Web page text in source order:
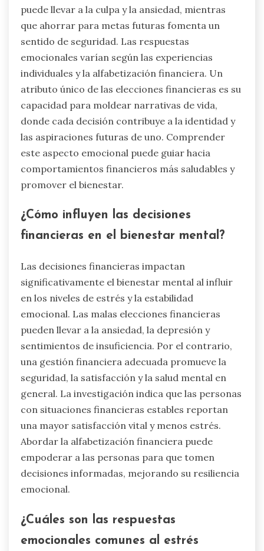
puede llevar a la culpa y la ansiedad, mientras
que ahorrar para metas futuras fomenta un
sentido de seguridad. Las respuestas
emocionales varían según las experiencias
individuales y la alfabetización financiera. Un
atributo único de las elecciones financieras es su
capacidad para moldear narrativas de vida,
donde cada decisión contribuye a la identidad y
las aspiraciones futuras de uno. Comprender
este aspecto emocional puede guiar hacia
comportamientos financieros más saludables y
promover el bienestar.
¿Cómo influyen las decisiones
financieras en el bienestar mental?
Las decisiones financieras impactan
significativamente el bienestar mental al influir
en los niveles de estrés y la estabilidad
emocional. Las malas elecciones financieras
pueden llevar a la ansiedad, la depresión y
sentimientos de insuficiencia. Por el contrario,
una gestión financiera adecuada promueve la
seguridad, la satisfacción y la salud mental en
general. La investigación indica que las personas
con situaciones financieras estables reportan
una mayor satisfacción vital y menos estrés.
Abordar la alfabetización financiera puede
empoderar a las personas para que tomen
decisiones informadas, mejorando su resiliencia
emocional.
¿Cuáles son las respuestas
emocionales comunes al estrés